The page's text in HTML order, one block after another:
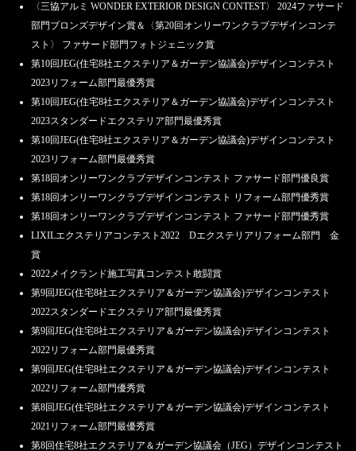
〈三協アルミ WONDER EXTERIOR DESIGN CONTEST〉 2024ファサード
部門ブロンズデザイン賞＆〈第20回オンリーワンクラブデザインコンテ
スト〉 ファサード部門フォトジェニック賞
第10回JEG(住宅8社エクステリア＆ガーデン協議会)デザインコンテスト
2023リフォーム部門最優秀賞
第10回JEG(住宅8社エクステリア＆ガーデン協議会)デザインコンテスト
2023スタンダードエクステリア部門最優秀賞
第10回JEG(住宅8社エクステリア＆ガーデン協議会)デザインコンテスト
2023リフォーム部門最優秀賞
第18回オンリーワンクラブデザインコンテスト ファサード部門優良賞
第18回オンリーワンクラブデザインコンテスト リフォーム部門優秀賞
第18回オンリーワンクラブデザインコンテスト ファサード部門優秀賞
LIXILエクステリアコンテスト2022 Dエクステリアリフォーム部門 金
賞
2022メイクランド施工写真コンテスト敢闘賞
第9回JEG(住宅8社エクステリア＆ガーデン協議会)デザインコンテスト
2022スタンダードエクステリア部門最優秀賞
第9回JEG(住宅8社エクステリア＆ガーデン協議会)デザインコンテスト
2022リフォーム部門最優秀賞
第9回JEG(住宅8社エクステリア＆ガーデン協議会)デザインコンテスト
2022リフォーム部門優秀賞
第8回JEG(住宅8社エクステリア＆ガーデン協議会)デザインコンテスト
2021リフォーム部門最優秀賞
第8回住宅8社エクステリア＆ガーデン協議会（JEG）デザインコンテスト